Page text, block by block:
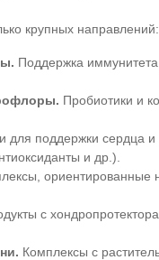
крупных направлений:
Поддержка
Пробиотики и
для поддержки сердца
и др.).
ориентированные
с
Комплексы с